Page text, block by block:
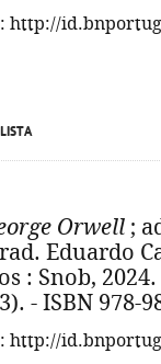
http://
Orwell ;
Eduardo
: Snob,
- ISBN 978-
http://